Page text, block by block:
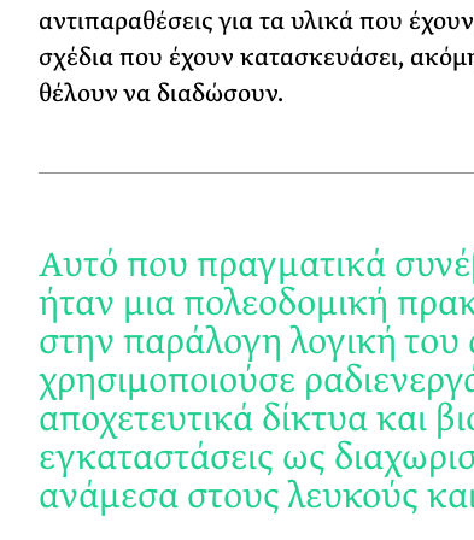
αντιπαραθέσεις για τα υλικά που
σχέδια που έχουν κατασκευάσει,
θέλουν να διαδώσουν.
Αυτό που πραγματικά
ήταν μια πολεοδομική
στην παράλογη λογική του
χρησιμοποιούσε
αποχετευτικά δίκτυα και
εγκαταστάσεις ως
ανάμεσα στους λευκούς